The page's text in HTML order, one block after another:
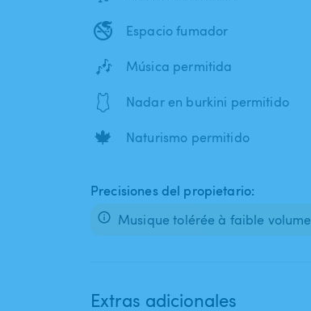
🚭 Espacio fumador
🎶 Música permitida
🩱 Nadar en burkini permitido
🍁 Naturismo permitido
Precisiones del propietario:
Musique tolérée à faible volume
Extras adicionales